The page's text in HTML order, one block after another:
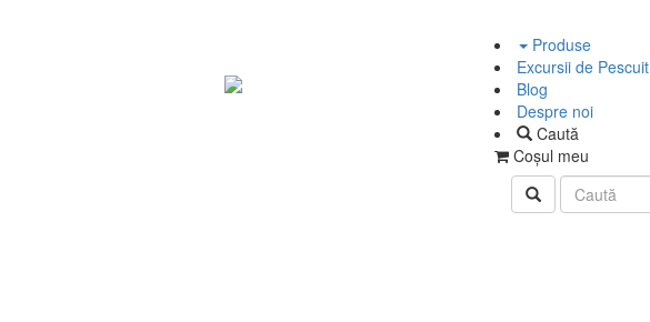
Produse
Excursii de Pescuit
Blog
Despre noi
Caută
Coşul meu